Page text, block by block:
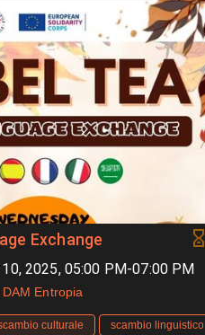
Exchange
2025, 05:00 PM-07:00 PM
Entropia
culturale scambio linguistico